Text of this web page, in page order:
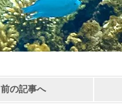
前の記事へ